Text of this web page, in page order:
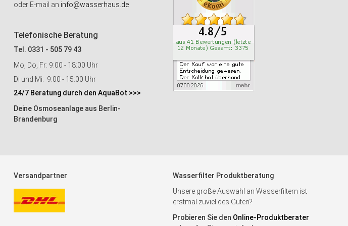
oder E-mail an info@wasserhaus.de
Telefonische Beratung
Tel. 0331 - 505 79 43
Mo, Do, Fr: 9:00 - 18:00 Uhr
Di und Mi: 9:00 - 15:00 Uhr
24/7 Beratung durch den AquaBot >>>
Deine Osmoseanlage aus Berlin-
Brandenburg
Versandpartner
Wasserfilter Produktberatung
Unsere große Auswahl an Wasserfiltern ist
erstmal zuviel des Guten?
Probieren Sie den Online-Produktberater